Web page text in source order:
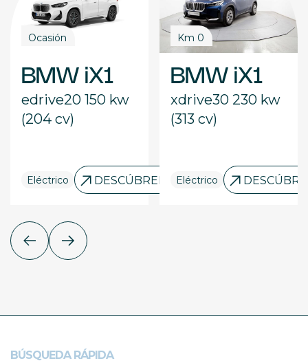
Ocasión
BMW iX1
edrive20 150 kw
(204 cv)
Eléctrico DESCÚBRELO
Km 0
BMW iX1
xdrive30 230 kw
(313 cv)
Eléctrico
BÚSQUEDA RÁPIDA